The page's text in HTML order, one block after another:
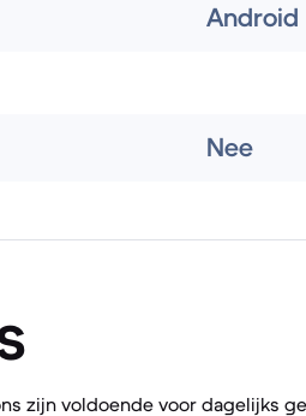
Android
Nee
zijn voldoende voor dagelijks